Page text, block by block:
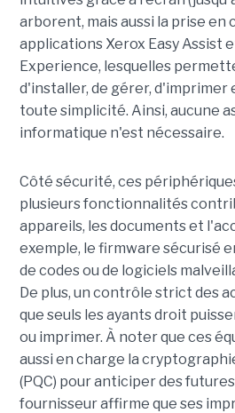
arborent, mais aussi la prise en
applications Xerox Easy Assist
Experience, lesquelles
d'installer, de gérer, d'imprimer
toute simplicité. Ainsi, aucune
informatique n'est nécessaire.
Côté sécurité, ces
plusieurs fonctionnalités
appareils, les documents et
exemple, le firmware sécurisé
de codes ou de logiciels
De plus, un contrôle strict des
que seuls les ayants droit
ou imprimer. À noter que ces
aussi en charge la
(PQC) pour anticiper des
fournisseur affirme que ses